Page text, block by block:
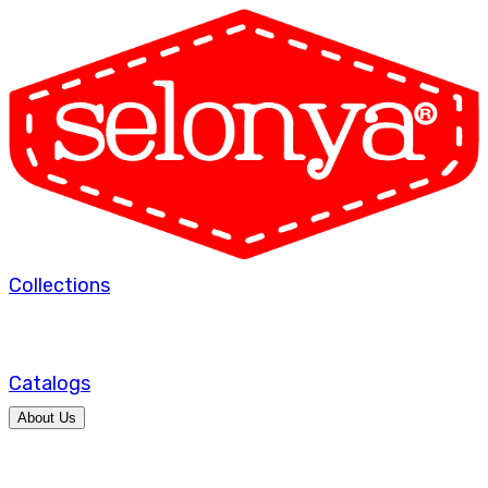
Collections
Catalogs
About Us